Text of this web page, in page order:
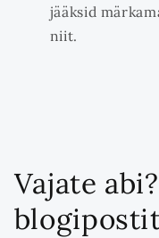
jääksid
niit.
Vajate